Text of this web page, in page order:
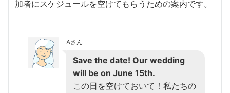
加者にスケジュールを空けてもらうための案内です。
Aさん
Save the date! Our wedding
will be on June 15th.
この日を空けておいて！私たちの